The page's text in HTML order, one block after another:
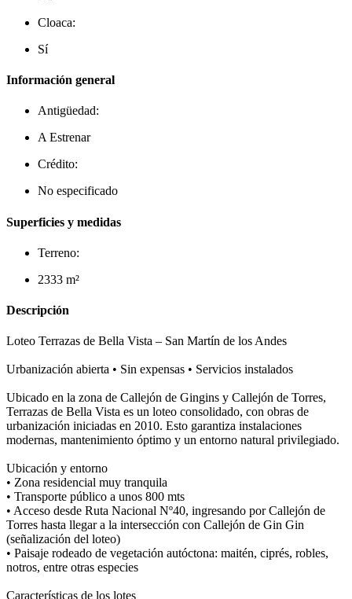
Cloaca:
Sí
Información general
Antigüedad:
A Estrenar
Crédito:
No especificado
Superficies y medidas
Terreno:
2333 m²
Descripción
Loteo Terrazas de Bella Vista – San Martín de los Andes
Urbanización abierta • Sin expensas • Servicios instalados
Ubicado en la zona de Callejón de Gingins y Callejón de Torres,
Terrazas de Bella Vista es un loteo consolidado, con obras de
urbanización iniciadas en 2010. Esto garantiza instalaciones
modernas, mantenimiento óptimo y un entorno natural privilegiado.
Ubicación y entorno
• Zona residencial muy tranquila
• Transporte público a unos 800 mts
• Acceso desde Ruta Nacional Nº40, ingresando por Callejón de
Torres hasta llegar a la intersección con Callejón de Gin Gin
(señalización del loteo)
• Paisaje rodeado de vegetación autóctona: maitén, ciprés, robles,
notros, entre otras especies
Características de los lotes